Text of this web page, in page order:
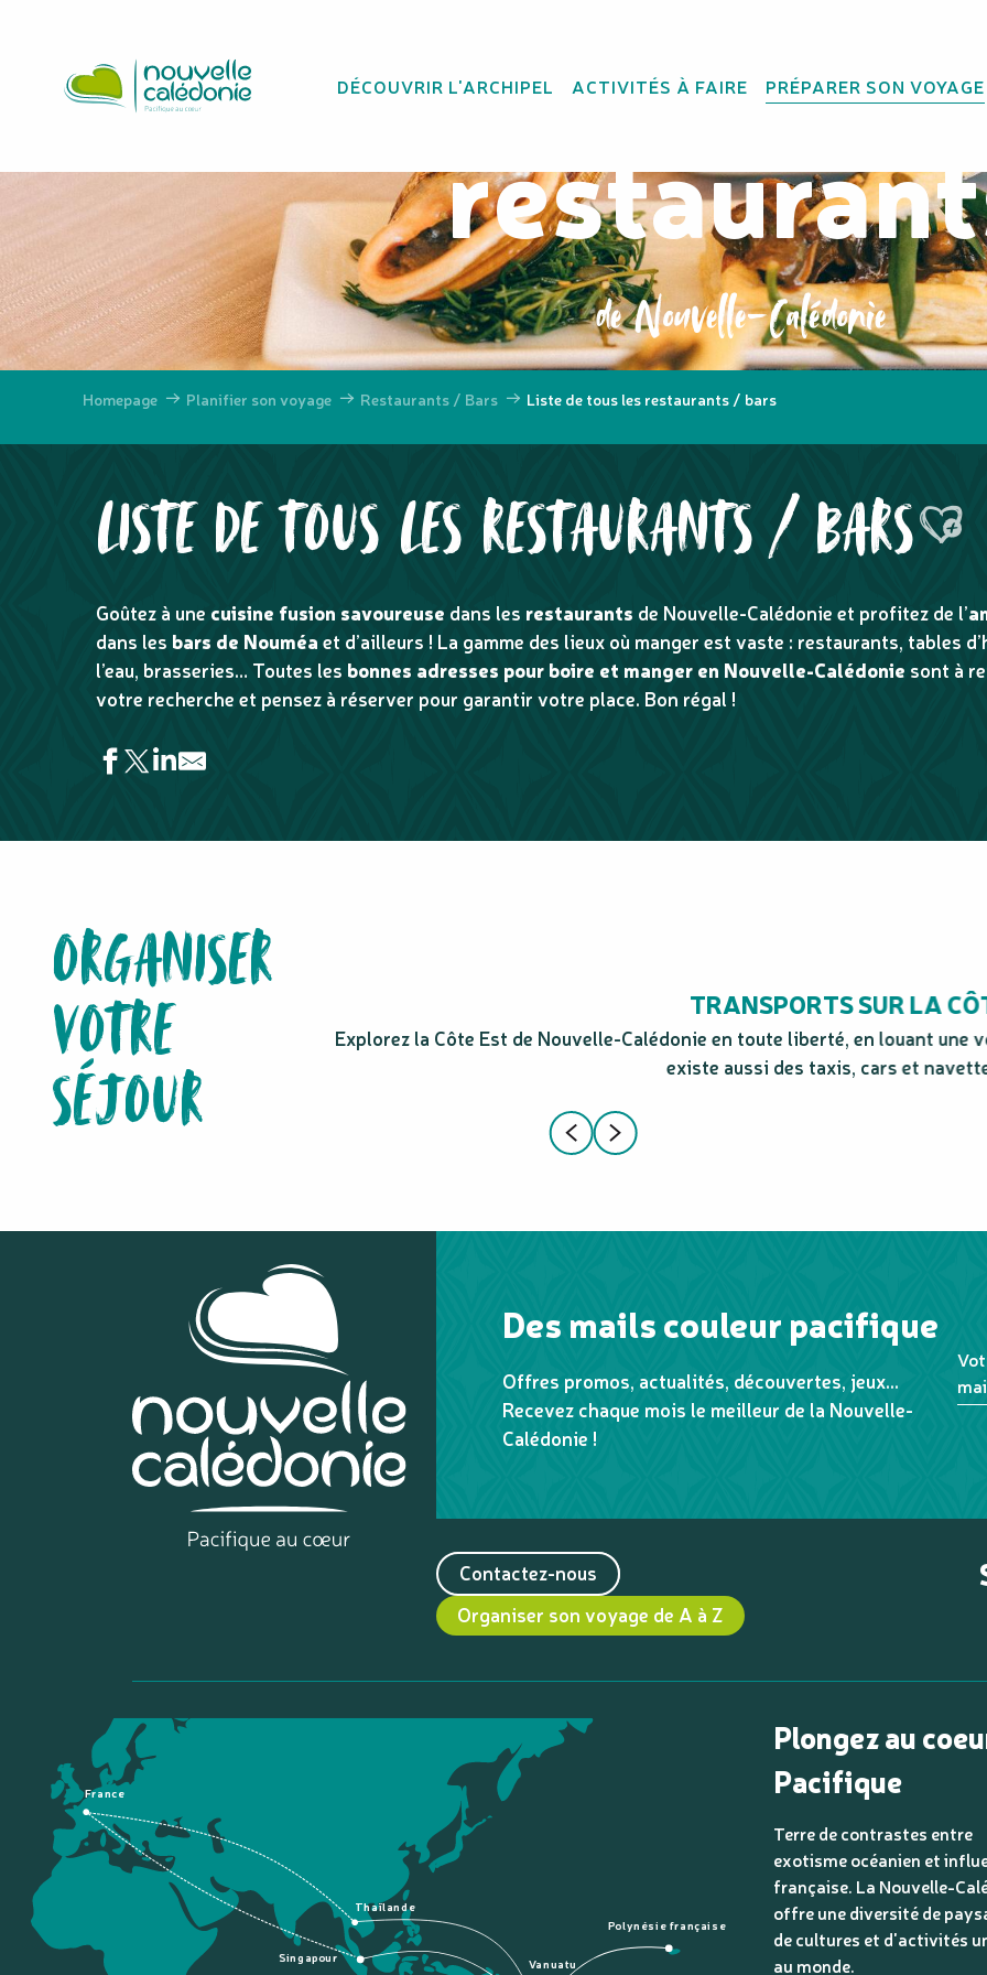
principal
DÉCOUVRIR L'ARCHIPEL ACTIVITÉS À FAIRE PRÉPARER SON VOYAGE
Liste des
de Nouvelle-Calédonie
Homepage Planifier son voyage Restaurants / Bars Liste de tous les restaurants / bars
LISTE DE TOUS LES RESTAURANTS / BARS Ajouter
Goûtez à une cuisine fusion savoureuse dans les restaurants de Nouvelle-Calédonie et profitez de l’
dans les bars de Nouméa et d’ailleurs ! La gamme des lieux où manger est vaste : restaurants, tables
l’eau, brasseries… Toutes les bonnes adresses pour boire et manger en Nouvelle-Calédonie sont à
votre recherche et pensez à réserver pour garantir votre place. Bon régal !
Codebar
Chez Loulou & Lélène
Snack du Karting de Nakutakoin
La Petite Ferme - Table d'hôtes
Single Fin
La Table des Gourmets
Table d'Hôte Tamanou Beach
Restaurant de l'hôtel Beaupré
Restaurant - Bar du Gite Iya
ORGANISER
VOTRE
SÉJOUR
TRANSPORTS SUR LA
Explorez la Côte Est de Nouvelle-Calédonie en toute liberté, en louant une
existe aussi des taxis, cars et
Des mails couleur pacifique
Offres promos, actualités, découvertes, jeux...
Recevez chaque mois le meilleur de la Nouvelle-
Calédonie !
Contactez-nous
Organiser son voyage de A à Z
France
Polynésie française
Singapour
Thaïlande
Vanuatu
Plongez au
Pacifique
Terre de contrastes entre
exotisme océanien et
française. La Nouvelle-
offre une diversité de
de cultures et d'activités
au monde.